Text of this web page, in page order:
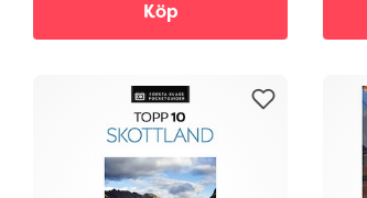
Köp